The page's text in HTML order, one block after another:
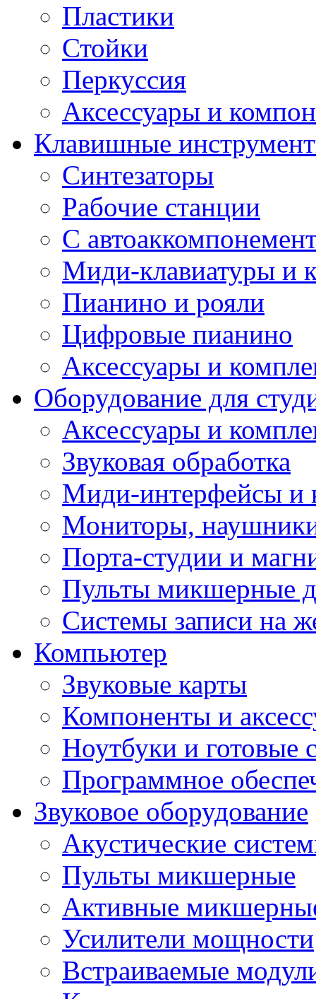
Пластики
Стойки
Перкуссия
Аксессуары и
Клавишные
Синтезаторы
Рабочие станции
С
Миди-клавиатуры и
Пианино и рояли
Цифровые пианино
Аксессуары и
Оборудование для
Аксессуары и
Звуковая обработка
Миди-интерфейсы и
Мониторы,
Порта-студии и
Пульты микшерные
Системы записи на
Компьютер
Звуковые карты
Компоненты и
Ноутбуки и готовые
Программное
Звуковое оборудование
Акустические
Пульты микшерные
Активные
Усилители мощности
Встраиваемые